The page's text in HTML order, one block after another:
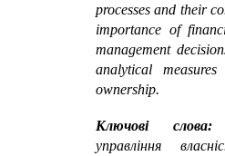
processes and their
importance of
management
analytical
ownership.
Ключові слова:
управління